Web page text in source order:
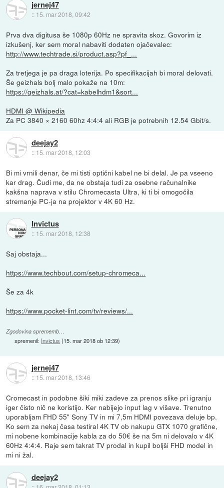
jernej47
:: 15. mar 2018, 09:42
Prva dva digitusa še 1080p 60Hz ne spravita skoz. Govorim iz
izkušenj, ker sem moral nabaviti dodaten ojačevalec:
http://www.techtrade.si/product.asp?pf_...
Za tretjega je pa draga loterija. Po specifikacijah bi moral delovati.
Še geizhals bolj malo pokaže na 10m:
https://geizhals.at/?cat=kabelhdm1&sort...
HDMI @ Wikipedia
Za PC 3840 × 2160 60hz 4:4:4 ali RGB je potrebnih 12.54 Gbit/s.
deejay2
:: 15. mar 2018, 12:03
Bi mi vrnili denar, če mi tisti optični kabel ne bi delal. Je pa vseeno
kar drag. Čudi me, da ne obstaja tudi za osebne računalnike
kakšna naprava v stilu Chromecasta Ultra, ki ti bi omogočila
stremanje PC-ja na projektor v 4K 60 Hz.
Invictus
:: 15. mar 2018, 12:38
Saj obstaja...
https://www.techbout.com/setup-chromeca...
Še za 4k
https://www.pocket-lint.com/tv/reviews/...
Zgodovina sprememb…
spremenil: Invictus (15. mar 2018 ob 12:39)
jernej47
:: 15. mar 2018, 13:46
Cromecast in podobne šiki miki zadeve za prenos slike pri igranju
iger čisto nič ne koristijo. Ker nabijejo input lag v višave. Trenutno
uporabljam FHD 55" Sony TV in mi 7,5m HDMI povezava deluje bp.
Ko sem za nekaj časa testiral 4K TV ob nakupu GTX 1070 grafične,
mi nobene kombinacije kabla za do 50€ še na 5m ni delovalo v 4K
60Hz 4:4:4. Raje sem takrat TV prodal in kupil boljši FHD model in
mi ni žal.
deejay2